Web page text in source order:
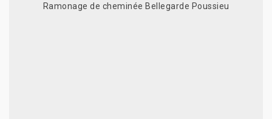
Ramonage de cheminée Bellegarde Poussieu